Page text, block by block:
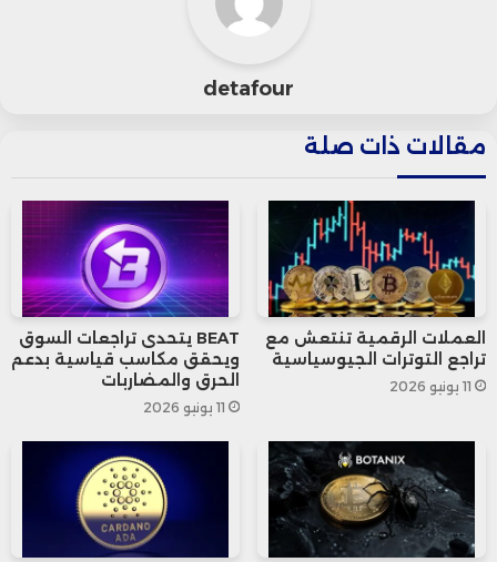
والبورصات الرقمية المختلفة، وأن ألمانيا لا
7.7% فقط من عملة البيتكوين التي تم
الاستيلاء عليه من موقع القرصنة الشهير
Movie2k.
وتجدر الإشارة إلى أنه منذ أسابيع وحتى
اليوم، تقوم الحكومة الألمانية بعمليات بيع
لعملة البتكوين بقيمة مئات الملايين من
الدولارات، وكانت هذه العمليات البيعية
عاملا رئيسيا وراء عمليات البيع المكثفة
للعملة المشفرة وما تكبدته من تراجع حاد
detafour
مقالات ذات صلة
العملات الرقمية تنتعش مع
تراجع التوترات الجيوسياسية
11 يونيو 2026
BEAT يتحدى تراجعات السوق
ويحقق مكاسب قياسية بدعم
الحرق والمضاربات
11 يونيو 2026